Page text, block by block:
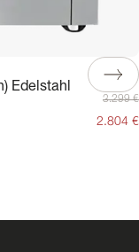
Edelstahl
3.299 €
2.804 €